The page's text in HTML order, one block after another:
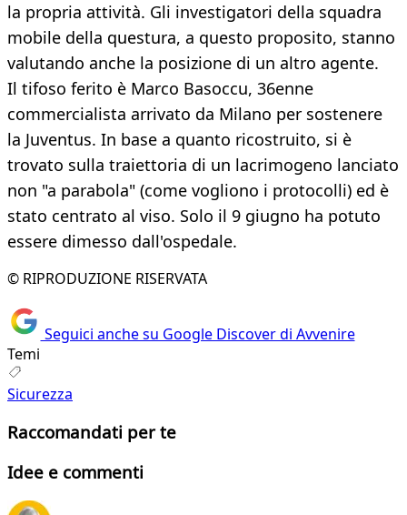
la propria attività. Gli investigatori della squadra
mobile della questura, a questo proposito, stanno
valutando anche la posizione di un altro agente.
Il tifoso ferito è Marco Basoccu, 36enne
commercialista arrivato da Milano per sostenere
la Juventus. In base a quanto ricostruito, si è
trovato sulla traiettoria di un lacrimogeno lanciato
non "a parabola" (come vogliono i protocolli) ed è
stato centrato al viso. Solo il 9 giugno ha potuto
essere dimesso dall'ospedale.
© RIPRODUZIONE RISERVATA
Seguici anche su Google Discover di Avvenire
Temi
Sicurezza
Raccomandati per te
Idee e commenti